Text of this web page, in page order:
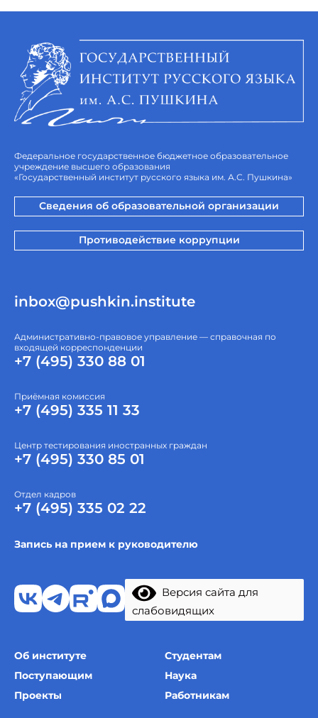
Федеральное государственное бюджетное образовательное
учреждение высшего образования
«Государственный институт русского языка им. А.С. Пушкина»
Сведения об образовательной организации
Противодействие коррупции
inbox@pushkin.institute
Административно-правовое управление — справочная по
входящей корреспонденции
+7 (495) 330 88 01
Приёмная комиссия
+7 (495) 335 11 33
Центр тестирования иностранных граждан
+7 (495) 330 85 01
Отдел кадров
+7 (495) 335 02 22
Запись на прием к руководителю
Версия сайта для
слабовидящих
Об институте
Студентам
Поступающим
Наука
Проекты
Работникам